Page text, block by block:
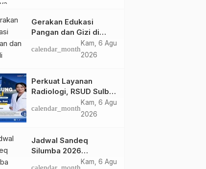
TMII
Gerakan Edukasi
Pangan dan Gizi di
Mamasa: Tingkatkan
Pengetahuan dan
calendar_month
Kam, 6 Agu
2026
Perkuat Layanan
Radiologi, RSUD Sulbar
Sambut Kembali dr. Iis
Imelda, Sp.Rad
calendar_month
Kam, 6 Agu
2026
Jadwal Sandeq
Silumba 2026
Kam, 6 Agu